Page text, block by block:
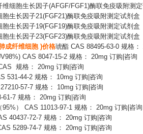
维细胞生长因子(AFGF/FGF1)酶联免疫吸附测
胞生长因子21(FGF21)酶联免疫吸附测定试剂盒
胞生长因子19(FGF19)酶联免疫吸附测定试剂盒
胞生长因子23(FGF23)酶联免疫吸附测定试剂盒
成纤维细胞 )价格琥酯 CAS 88495-63-0 规格
CAS 8047-15-2 规格： 20mg 订购|咨询
规格： 20mg 订购|咨询
531-44-2 规格： 10mg 订购|咨询
57-7 规格： 10mg 订购|咨询
61-7 规格： 20mg 订购|咨询
95%） CAS 11013-97-1 规格： 20mg 订购|咨询
40437-72-7 规格： 20mg 订购|咨询
5289-74-7 规格： 20mg 订购|咨询